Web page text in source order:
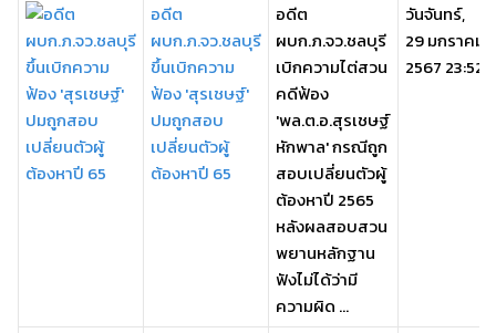
อดีต
ผบก.ภ.จว.ชลบุรี
ขึ้นเบิกความ
ฟ้อง 'สุรเชษฐ์'
ปมถูกสอบ
เปลี่ยนตัวผู้
ต้องหาปี 65
อดีต
ผบก.ภ.จว.ชลบุรี
เบิกความไต่สวน
คดีฟ้อง
'พล.ต.อ.สุรเชษฐ์
หักพาล' กรณีถูก
สอบเปลี่ยนตัวผู้
ต้องหาปี 2565
หลังผลสอบสวน
พยานหลักฐาน
ฟังไม่ได้ว่ามี
ความผิด ...
วันจันทร์,
29 มกราคม
2567 23:52